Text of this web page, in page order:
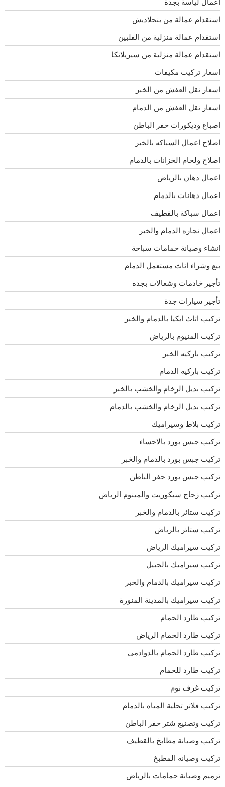
استقدام عمالة من بنجلاديش
استقدام عمالة منزلية من الفلبين
استقدام عمالة منزلية من سيريلانكا
اسعار تركيب مكيفات
اسعار نقل العفش من الخبر
اسعار نقل العفش من الدمام
اصباغ وديكورات حفر الباطن
اصلاح اعمال السباكه بالخبر
اصلاح ولحام الخزانات بالدمام
اعمال دهان بالرياض
اعمال دهانات بالدمام
اعمال سباكة بالقطيف
اعمال نجاره الدمام والخبر
انشاء وصيانة حمامات سباحة
بيع وشراء اثاث مستعمل الدمام
تأجير خادمات وشغالات بجده
تأجير سيارات جدة
تركيب اثاث ايكيا بالدمام والخبر
تركيب المنيوم بالرياض
تركيب باركيه الخبر
تركيب باركيه الدمام
تركيب بديل الرخام والخشب بالخبر
تركيب بديل الرخام والخشب بالدمام
تركيب بلاط وسيراميك
تركيب جبس بورد بالاحساء
تركيب جبس بورد بالدمام والخبر
تركيب جبس بورد حفر الباطن
تركيب زجاج سيكوريت والمينوم الرياض
تركيب ستائر بالدمام والخبر
تركيب ستائر بالرياض
تركيب سيراميك الرياض
تركيب سيراميك بالجبيل
تركيب سيراميك بالدمام والخبر
تركيب سيراميك بالمدينة المنورة
تركيب طارد الحمام
تركيب طارد الحمام الرياض
تركيب طارد الحمام بالدوادمى
تركيب طارد للحمام
تركيب غرف نوم
تركيب فلاتر تحلية المياه بالدمام
تركيب وتصنيع شتر حفر الباطن
تركيب وصيانة مطابخ بالقطيف
تركيب وصيانه المطبخ
ترميم وصيانة حمامات بالرياض